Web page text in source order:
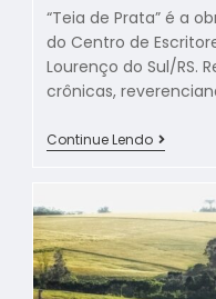
“Teia de Prata” é a
do Centro de
Lourenço do Sul/RS.
crônicas,
Continue Lendo